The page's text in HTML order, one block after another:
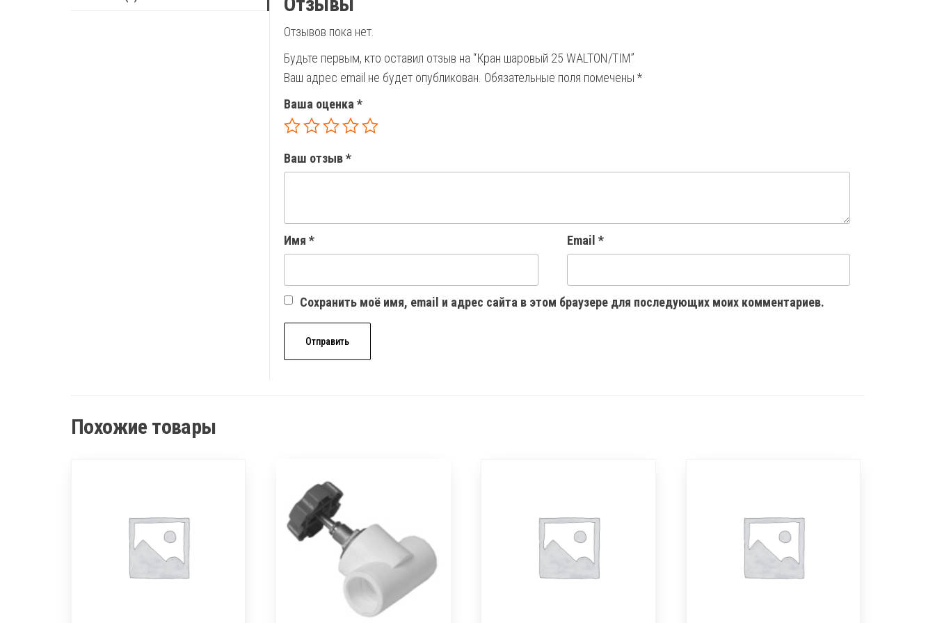
Отзывов пока нет.
Будьте первым, кто оставил отзыв на “Кран шаровый 25 WALTON/TIM”
Ваш адрес email не будет опубликован. Обязательные поля помечены *
Ваша оценка *
Ваш отзыв*
Имя * Email *
Сохранить моё имя, email и адрес сайта в этом браузере для последующих моих комментариев.
Похожие товары